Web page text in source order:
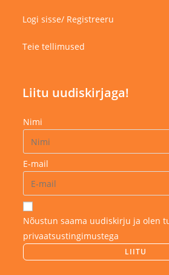
Logi sisse/ Registreeru
Teie tellimused
Liitu uudiskirjaga!
Nimi
E-mail
Nõustun saama uudiskirju ja olen
privaatsustingimustega